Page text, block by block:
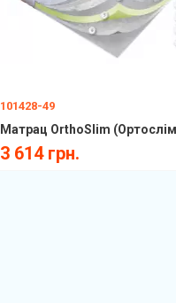
101428-49
3 614 грн.